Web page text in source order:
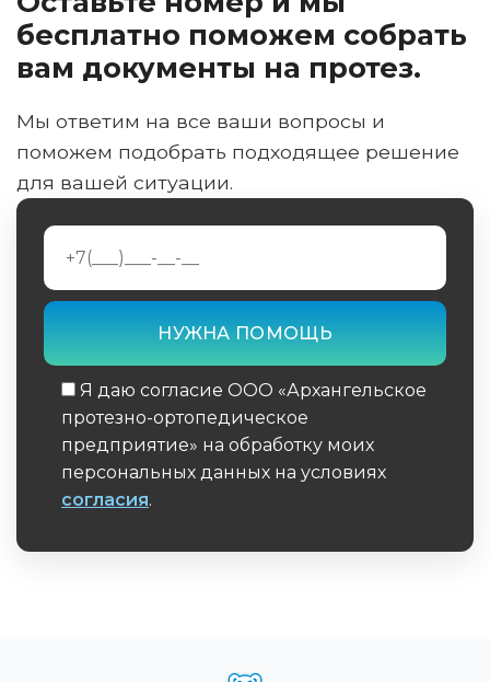
бесплатно поможем собрать
вам документы на протез.
Мы ответим на все ваши вопросы и
поможем подобрать подходящее решение
для вашей ситуации.
Я даю согласие ООО «Архангельское
протезно-ортопедическое
предприятие» на обработку моих
персональных данных на условиях
согласия.